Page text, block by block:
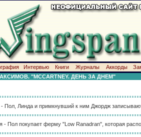
Интервью Книги Журналы Аккорды
"MCCARTNEY. ДЕНЬ ЗА ДНЕМ"
- Пол, Линда и примкнувший к ним Джордж
- Пол покупает ферму "Low Ranadran", которая